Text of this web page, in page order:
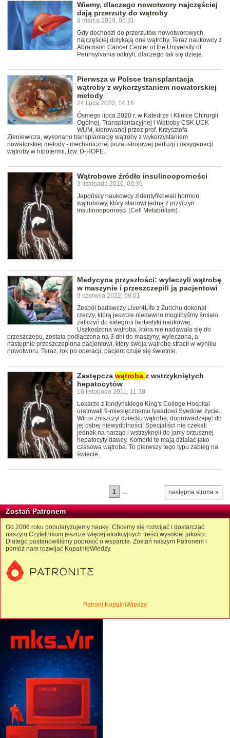
Wiemy, dlaczego nowotwory najczęściej
dają przerzuty do wątroby
8 marca 2019, 05:31
Gdy dochodzi do przerzutów nowotworowych,
najczęściej dotykają one wątroby. Teraz naukowcy z
Abramson Cancer Center of the University of
Pennsylvania odkryli, dlaczego tak się dzieje.
Pierwsza w Polsce transplantacja
wątroby z wykorzystaniem nowatorskiej
metody
24 lipca 2020, 14:16
Ósmego lipca 2020 r. w Katedrze i Klinice Chirurgii
Ogólnej, Transplantacyjnej i Wątroby CSK UCK
WUM, kierowanej przez prof. Krzysztofa
Zieniewicza, wykonano transplantację wątroby z wykorzystaniem
nowatorskiej metody - mechanicznej pozaustrojowej perfuzji i oksygenacji
wątroby w hipotermii, tzw. D-HOPE.
Wątrobowe źródło insulinooporności
3 listopada 2010, 09:39
Japońscy naukowcy zidentyfikowali hormon
wątrobowy, który stanowi jedną z przyczyn
insulinooporności (Cell Metabolism).
Medycyna przyszłości: wyleczyli wątrobę
w maszynie i przeszczepili ją pacjentowi
9 czerwca 2022, 09:01
Zespół badawczy Liver4Life z Zurichu dokonał
rzeczy, którą jeszcze niedawno moglibyśmy śmiało
zaliczyć do kategorii fantastyki naukowej.
Uszkodzona wątroba, która nie nadawała się do
przeszczepu, została podłączona na 3 dni do maszyny, wyleczona, a
następnie przeszczepiona pacjentowi, który swoją wątrobę stracił w wyniku
nowotworu. Teraz, rok po operacji, pacjent czuje się świetnie.
Zastępcza wątroba z wstrzykniętych
hepatocytów
16 listopada 2011, 11:38
Lekarze z londyńskiego King's College Hospital
uratowali 9-miesięcznemu Iyaadowi Syedowi życie.
Wirus zniszczył dziecku wątrobę, doprowadzając do
jej ostrej niewydolności. Specjaliści nie czekali
jednak na narząd i wstrzyknęli do jamy brzusznej
hepatocyty dawcy. Komórki te mają działać jako
czasowa wątroba. To pierwszy tego typu zabieg na
świecie.
następna strona »
1
Zostań Patronem
Od 2006 roku popularyzujemy naukę. Chcemy się rozwijać i dostarczać
naszym Czytelnikom jeszcze więcej atrakcyjnych treści wysokiej jakości.
Dlatego postanowiliśmy poprosić o wsparcie. Zostań naszym Patronem i
pomóż nam rozwijać KopalnięWiedzy.
Patroni KopalniWiedzy